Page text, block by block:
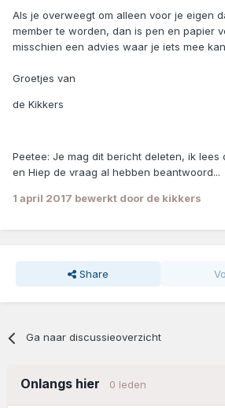
Als je overweegt om alleen voor je eigen
member te worden, dan is pen en papier
misschien een advies waar je iets mee
Groetjes van
de Kikkers
Peetee: Je mag dit bericht deleten, ik lees
en Hiep de vraag al hebben beantwoord...
1 april 2017 bewerkt door de kikkers
Share
Ga naar discussieoverzicht
Onlangs hier 0 leden